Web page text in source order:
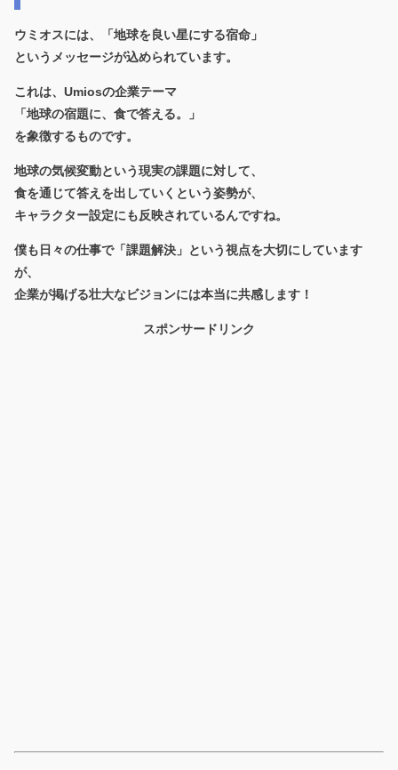
ウミオスには、
「地球を良い星にする宿命」
というメッセージが込められています。
これは、Umiosの企業テーマ
「地球の宿題に、食で答える。」
を象徴するものです。
地球の気候変動という現実の課題に対して、
食を通じて答えを出していくという姿勢が、
キャラクター設定にも反映されているんですね。
僕も日々の仕事で「課題解決」という視点を大切にしています
が、
企業が掲げる壮大なビジョンには本当に共感します！
スポンサードリンク